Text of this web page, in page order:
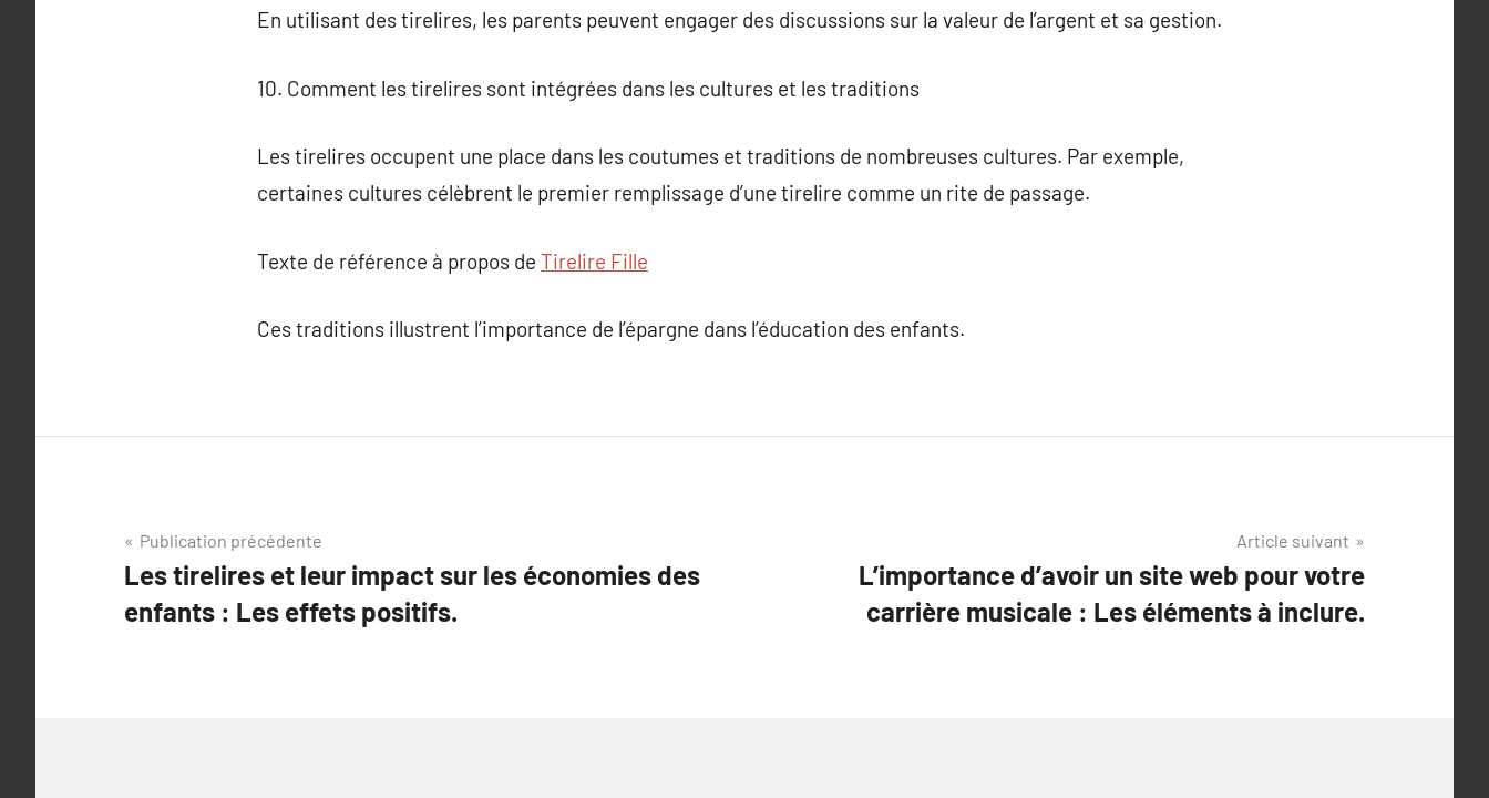
En utilisant des tirelires, les parents peuvent engager des discussions sur la valeur de l’argent et sa gestion.
10. Comment les tirelires sont intégrées dans les cultures et les traditions
Les tirelires occupent une place dans les coutumes et traditions de nombreuses cultures. Par exemple,
certaines cultures célèbrent le premier remplissage d’une tirelire comme un rite de passage.
Texte de référence à propos de Tirelire Fille
Ces traditions illustrent l’importance de l’épargne dans l’éducation des enfants.
Navigation
de
l’article
Publication précédente
Les tirelires et leur impact sur les économies des
enfants : Les effets positifs.
Article suivant
L’importance d’avoir un site web pour votre
carrière musicale : Les éléments à inclure.